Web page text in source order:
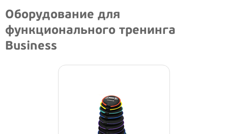
Оборудование для
функционального тренинга
Business